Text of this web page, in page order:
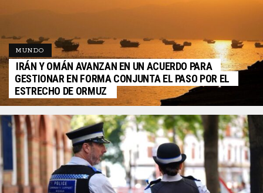
MUNDO
IRÁN Y OMÁN AVANZAN EN UN ACUERDO PARA
GESTIONAR EN FORMA CONJUNTA EL PASO POR EL
ESTRECHO DE ORMUZ